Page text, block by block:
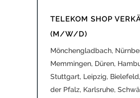
TELEKOM SHOP
(M/W/D)
Mönchengladbach,
Memmingen, Düren,
Stuttgart, Leipzig,
der Pfalz, Karlsruhe,